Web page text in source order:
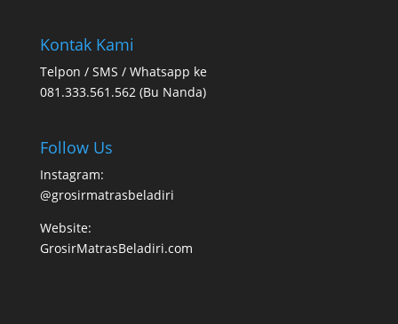
Kontak Kami
Telpon / SMS / Whatsapp ke
081.333.561.562 (Bu Nanda)
Follow Us
Instagram:
@grosirmatrasbeladiri
Website:
GrosirMatrasBeladiri.com